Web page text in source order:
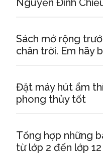
Nguyễn Đình
Sách mở rộng
chân trời. Em hãy
Đặt máy hút ẩm
phong thủy tốt
Tổng hợp những
từ lớp 2 đến lớp 12